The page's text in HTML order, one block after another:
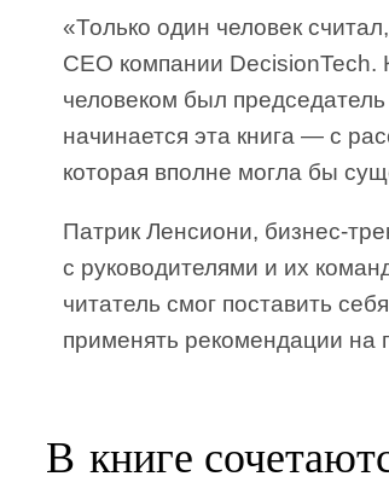
«Только один человек
CEO компании DecisionTech.
человеком был
начинается эта книга — с
которая вполне могла бы
Патрик Ленсиони, бизнес-
с руководителями и их
читатель смог поставить
применять рекомендации на
В книге